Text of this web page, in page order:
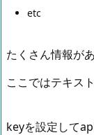
etc
たくさん情報が
ここではテキス
keyを設定して